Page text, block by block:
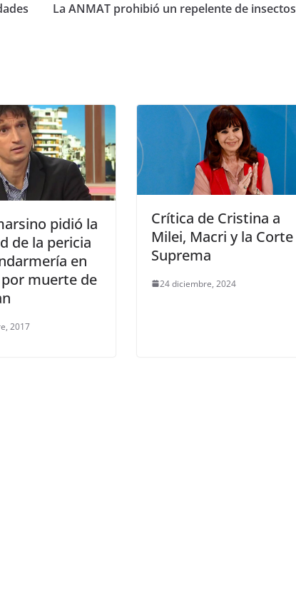
La ANMAT prohibió un repelente de insectos
pidió la
de la pericia
en
muerte de
2017
Crítica de Cristina a
Milei, Macri y la Corte
Suprema
24 diciembre, 2024